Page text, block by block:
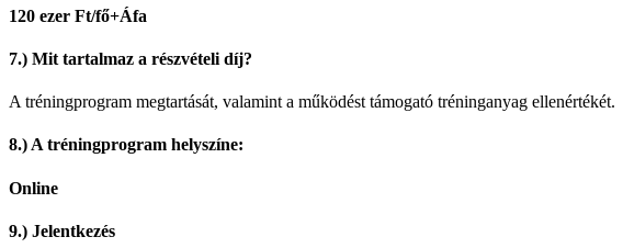
120 ezer Ft/fő+Áfa
7.) Mit tartalmaz a részvételi díj?
A tréningprogram megtartását, valamint a működést támogató tréninganyag ellenértékét.
8.) A tréningprogram helyszíne:
Online
9.) Jelentkezés